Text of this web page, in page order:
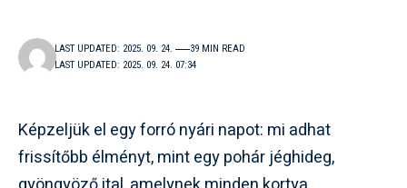
LAST UPDATED: 2025. 09. 24. 07:34
LAST UPDATED: 2025. 09. 24. 39 MIN READ
Képzeljük el egy forró nyári napot: mi adhat
frissítőbb élményt, mint egy pohár jéghideg,